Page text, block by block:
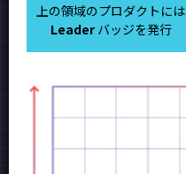
上の領域のプロダクトには
Leaderバッジを発行